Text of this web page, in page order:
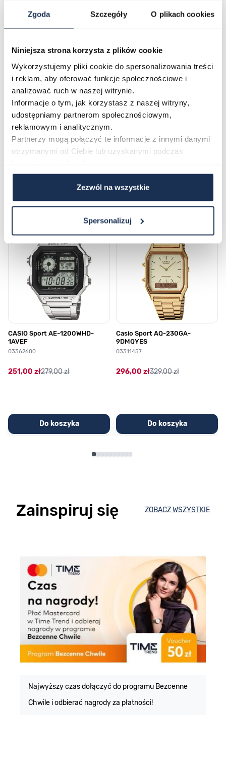
Zgoda Szczegóły O plikach cookies
Niniejsza strona korzysta z plików cookie
Wykorzystujemy pliki cookie do spersonalizowania treści
i reklam, aby oferować funkcje społecznościowe i
analizować ruch w naszej witrynie.
Informacje o tym, jak korzystasz z naszej witryny,
udostępniamy partnerom społecznościowym,
reklamowym i analitycznym.
Partnerzy mogą połączyć te informacje z innymi danymi
otrzymanymi od Ciebie lub uzyskanymi podczas
Zezwól na wszystkie
Spersonalizuj
Opinie
Zapytaj o produkt
Płatność i dostawa
Najczęściej kupowane
Poruszanie się po elementach karuzeli jest możliwe za pomocą
Naciśnij, aby pominąć karuzelę
Naciśnij, aby przejść do nawigacji karuzeli
CASIO Sport AE-1200WHD-
1AVEF
03362600
251,00 zł279,00 zł
Do koszyka
Casio Sport AQ-230GA-
9DMQYES
03311457
296,00 zł329,00 zł
Do koszyka
Zainspiruj się ZOBACZ WSZYSTKIE
Najwyższy czas dołączyć do programu Bezcenne
Chwile i odbierać nagrody za płatności!